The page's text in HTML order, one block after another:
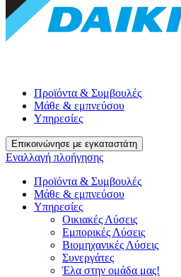
Προϊόντα & Συμβουλές
Μάθε & εμπνεύσου
Υπηρεσίες
Επικοινώνησε με εγκαταστάτη
Εναλλαγή πλοήγησης
Προϊόντα & Συμβουλές
Μάθε & εμπνεύσου
Υπηρεσίες
Οικιακές Λύσεις
Εμπορικές Λύσεις
Βιομηχανικές Λύσεις
Συνεργάτες
Έλα στην ομάδα μας!